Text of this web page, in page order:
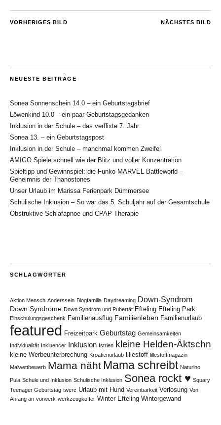
NÄCHSTES BILD
VORHERIGES BILD
NEUESTE BEITRÄGE
Sonea Sonnenschein 14.0 – ein Geburtstagsbrief
Löwenkind 10.0 – ein paar Geburtstagsgedanken
Inklusion in der Schule – das verflixte 7. Jahr
Sonea 13. – ein Geburtstagspost
Inklusion in der Schule – manchmal kommen Zweifel
AMIGO Spiele schnell wie der Blitz und voller Konzentration
Spieltipp und Gewinnspiel: die Funko MARVEL Battleworld –
Geheimnis der Thanostones
Unser Urlaub im Marissa Ferienpark Dümmersee
Schulische Inklusion – So war das 5. Schuljahr auf der Gesamtschule
Obstruktive Schlafapnoe und CPAP Therapie
SCHLAGWÖRTER
Aktion Mensch Anderssein Blogfamilia Daydreaming Down-Syndrom
Down Syndrome Down Syndrom und Pubertät Efteling Efteling Park
Einschulungsgeschenk Familienausflug Familienleben Familienurlaub
featured Freizeitpark Geburtstag Gemeinsamkeiten
Individualität Inkluencer Inklusion Istrien kleine Helden-Äktschn
kleine Werbeunterbrechung Kroatienurlaub lillestoff lillestoffmagazin
Malwettbewerb Mama näht Mama schreibt Naturino
Pula Schule und Inklusion Schulische Inklusion Sonea rockt ♥ Squary
Teenager Geburtstag twerc Urlaub mit Hund Vereinbarkeit Verlosung Von
Anfang an vorwerk werkzeugkoffer Winter Efteling Wintergewand